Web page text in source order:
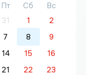
Пт Сб
Вс
31 1
2
7 8
9
14 15
16
21 22
23